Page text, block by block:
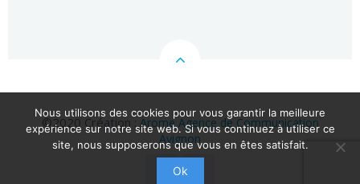
©2020 Création :Arome Agence de Communication
Avignon
Nous utilisons des cookies pour vous garantir la meilleure
expérience sur notre site web. Si vous continuez à utiliser ce
site, nous supposerons que vous en êtes satisfait.
Ok